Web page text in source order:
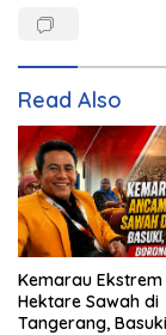
Read Also
Kemarau Ekstrem
Hektare Sawah di
Tangerang,